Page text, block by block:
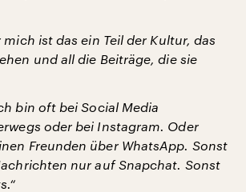
mich ist das ein Teil der Kultur, das
und all die Beiträge, die sie
bin oft bei Social Media
oder bei Instagram. Oder
Freunden über WhatsApp. Sonst
nur auf Snapchat. Sonst